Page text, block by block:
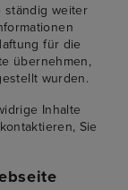
ständig weiter
für die
übernehmen,
wurden.
Inhalte
Sie